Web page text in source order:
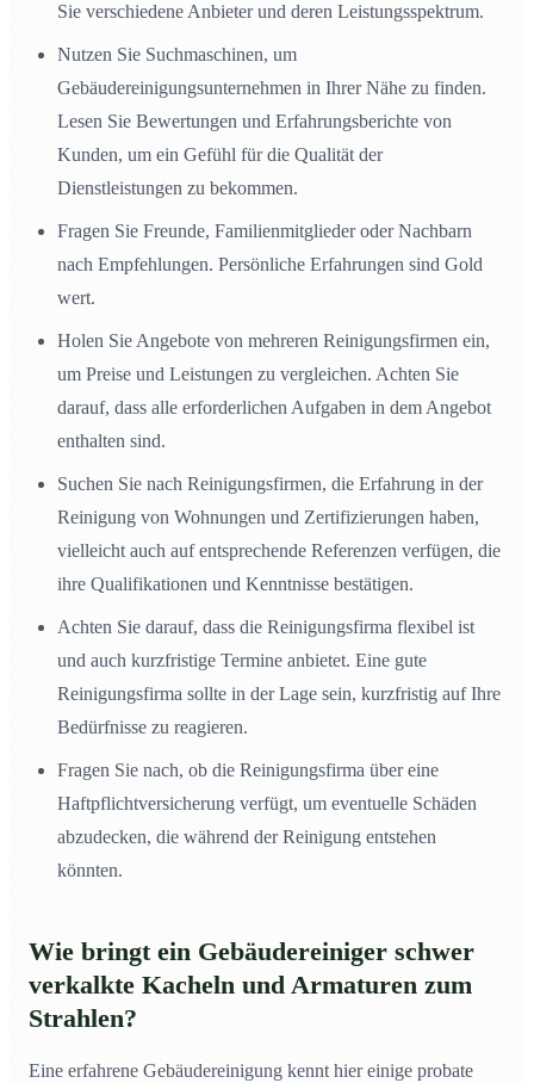
Sie verschiedene Anbieter und deren Leistungsspektrum.
Nutzen Sie Suchmaschinen, um
Gebäudereinigungsunternehmen in Ihrer Nähe zu finden.
Lesen Sie Bewertungen und Erfahrungsberichte von
Kunden, um ein Gefühl für die Qualität der
Dienstleistungen zu bekommen.
Fragen Sie Freunde, Familienmitglieder oder Nachbarn
nach Empfehlungen. Persönliche Erfahrungen sind Gold
wert.
Holen Sie Angebote von mehreren Reinigungsfirmen ein,
um Preise und Leistungen zu vergleichen. Achten Sie
darauf, dass alle erforderlichen Aufgaben in dem Angebot
enthalten sind.
Suchen Sie nach Reinigungsfirmen, die Erfahrung in der
Reinigung von Wohnungen und Zertifizierungen haben,
vielleicht auch auf entsprechende Referenzen verfügen, die
ihre Qualifikationen und Kenntnisse bestätigen.
Achten Sie darauf, dass die Reinigungsfirma flexibel ist
und auch kurzfristige Termine anbietet. Eine gute
Reinigungsfirma sollte in der Lage sein, kurzfristig auf Ihre
Bedürfnisse zu reagieren.
Fragen Sie nach, ob die Reinigungsfirma über eine
Haftpflichtversicherung verfügt, um eventuelle Schäden
abzudecken, die während der Reinigung entstehen
könnten.
Wie bringt ein Gebäudereiniger schwer
verkalkte Kacheln und Armaturen zum
Strahlen?
Eine erfahrene Gebäudereinigung kennt hier einige probate